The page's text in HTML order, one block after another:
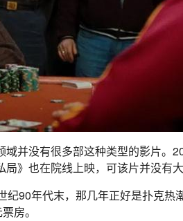
域并没有很多部这种类型的影片。
》也在院线上映，可该片并没有
纪90年代末，那几年正好是扑克
房。